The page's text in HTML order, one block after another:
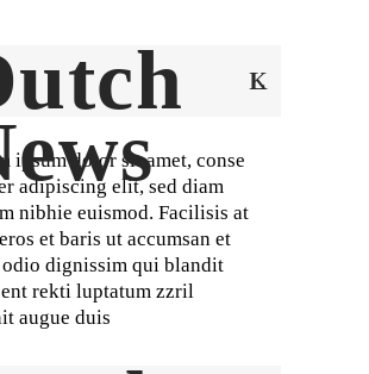
ipsum dolor sit amet, conse
adipiscing elit, sed diam
nibhie euismod. Facilisis at
et baris ut accumsan et
dignissim qui blandit
rekti luptatum zzril
augue duis